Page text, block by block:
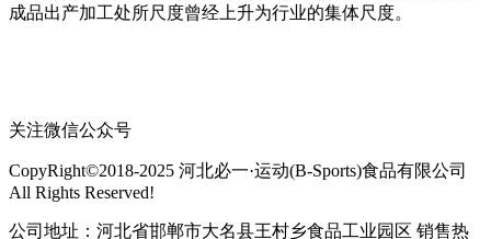
成品出产加工处所尺度曾经上升为行业的集体尺度。
关注微信公众号
CopyRight©2018-2025 河北必一·运动(B-Sports)食品有限公司
All Rights Reserved!
公司地址：河北省邯郸市大名县王村乡食品工业园区 销售热